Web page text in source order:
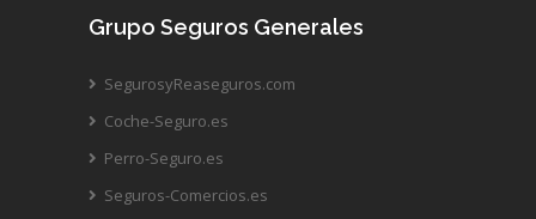
Grupo Seguros Generales
SegurosyReaseguros.com
Coche-Seguro.es
Perro-Seguro.es
Seguros-Comercios.es